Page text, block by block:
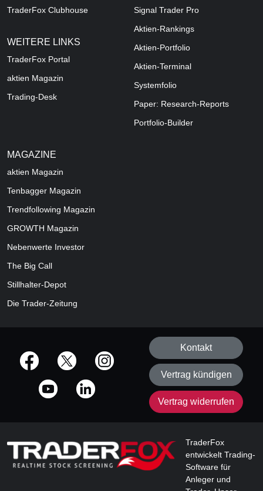
TraderFox Clubhouse
WEITERE LINKS
TraderFox Portal
aktien Magazin
Trading-Desk
Signal Trader Pro
Aktien-Rankings
Aktien-Portfolio
Aktien-Terminal
Systemfolio
Paper: Research-Reports
Portfolio-Builder
MAGAZINE
aktien Magazin
Tenbagger Magazin
Trendfollowing Magazin
GROWTH Magazin
Nebenwerte Investor
The Big Call
Stillhalter-Depot
Die Trader-Zeitung
offizielle Social Media-Accounts
Kontakt
Vertrag kündigen
Vertrag widerrufen
TraderFox
entwickelt Trading-
Software für
Anleger und